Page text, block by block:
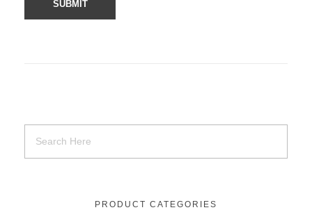
PRODUCT CATEGORIES